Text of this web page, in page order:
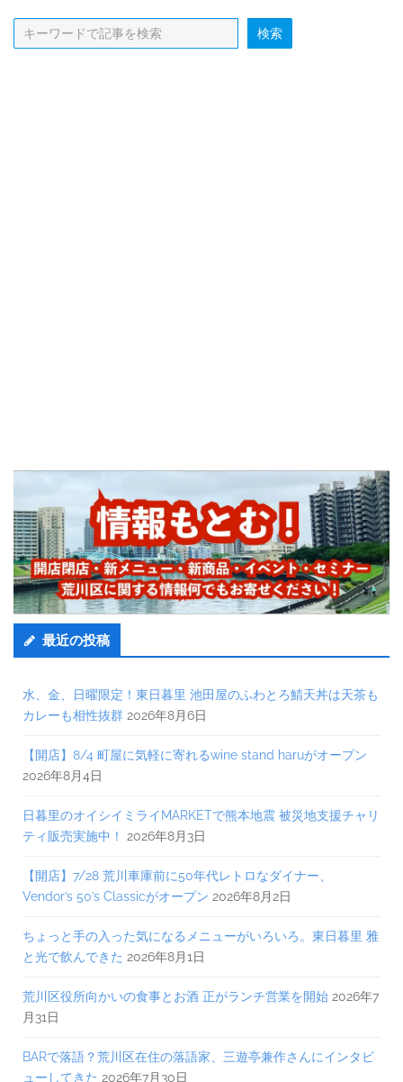
最近の投稿
水、金、日曜限定！東日暮里 池田屋のふわとろ鯖天丼は天茶も
カレーも相性抜群 2026年8月6日
【開店】8/4 町屋に気軽に寄れるwine stand haruがオープン
2026年8月4日
日暮里のオイシイミライMARKETで熊本地震 被災地支援チャリ
ティ販売実施中！
2026年8月3日
【開店】7/28 荒川車庫前に50年代レトロなダイナー、
Vendor’s 50’s Classicがオープン 2026年8月2日
ちょっと手の入った気になるメニューがいろいろ。東日暮里 雅
と光で飲んできた 2026年8月1日
荒川区役所向かいの食事とお酒 正がランチ営業を開始 2026年7
月31日
BARで落語？荒川区在住の落語家、三遊亭兼作さんにインタビ
ューしてきた 2026年7月30日